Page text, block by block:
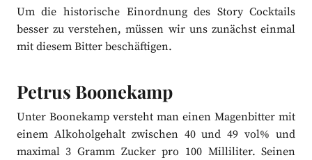
Um die historische Einordnung des Story Cocktails
besser zu verstehen, müssen wir uns zunächst einmal
mit diesem Bitter beschäftigen.
Petrus Boonekamp
Unter Boonekamp versteht man einen Magenbitter mit
einem Alkoholgehalt zwischen 40 und 49 vol% und
maximal 3 Gramm Zucker pro 100 Milliliter. Seinen